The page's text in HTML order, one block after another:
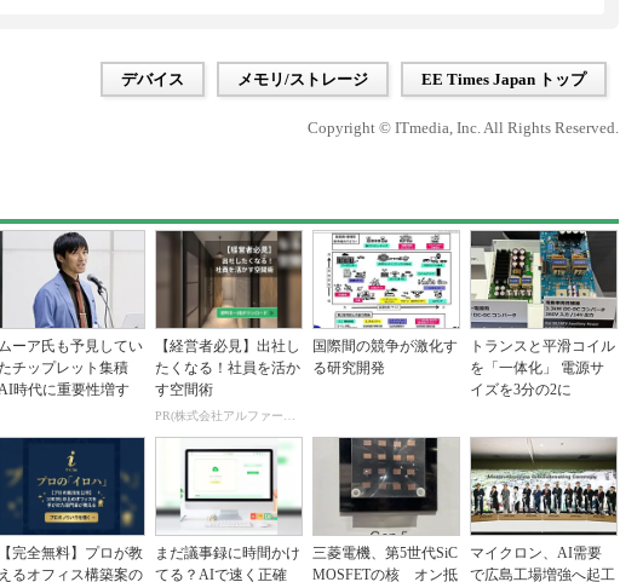
デバイス メモリ/ストレージ EE Times Japan トップ
Copyright © ITmedia, Inc. All Rights Reserved.
ーア氏も予見してい
チップレット集積
時代に重要性増す
【経営者必見】出社し
たくなる！社員を活か
す空間術
PR(株式会社アルファーテクノ)
国際間の競争が激化す
る研究開発
トランスと平滑コイル
を「一体化」 電源サ
イズを3分の2に
【完全無料】プロが教
えるオフィス構築案の
まだ議事録に時間かけ
てる？AIで速く正確
三菱電機、第5世代SiC
MOSFETの核 オン抵
マイクロン、AI需要
で広島工場増強へ起工